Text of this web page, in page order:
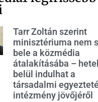
Tarr Zoltán szerint
minisztériuma nem
bele a közmédia
átalakításába –
belül indulhat a
társadalmi
intézmény jövőjéről